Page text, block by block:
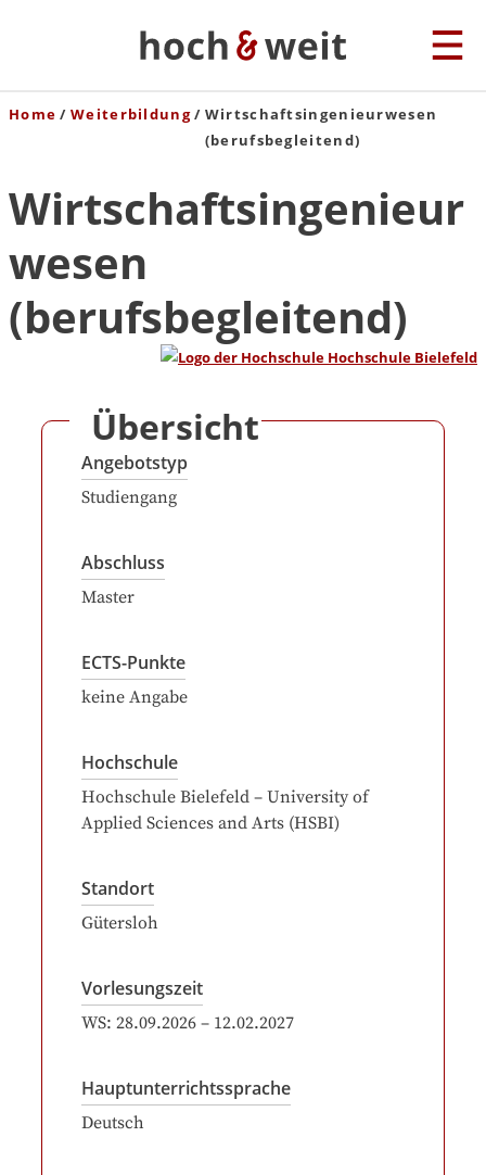
Home Weiterbildung
Wirtschaftsingenieurwesen
(berufsbegleitend)
Wirtschaftsingenieur
wesen
(berufsbegleitend)
Übersicht
Angebotstyp
Studiengang
Abschluss
Master
ECTS-Punkte
keine Angabe
Hochschule
Hochschule Bielefeld – University of
Applied Sciences and Arts (HSBI)
Standort
Gütersloh
Vorlesungszeit
WS: 28.09.2026 – 12.02.2027
Hauptunterrichtssprache
Deutsch